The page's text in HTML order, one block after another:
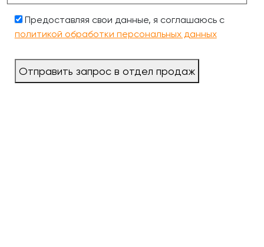
Предоставляя свои данные, я соглашаюсь с
политикой обработки персональных данных
Отправить запрос в отдел продаж